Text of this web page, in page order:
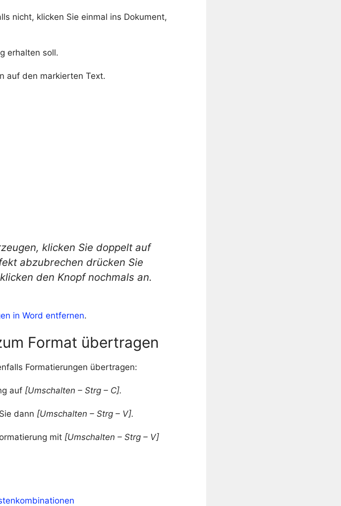
nicht, klicken Sie einmal ins Dokument,
erhalten soll.
auf den markierten Text.
klicken Sie doppelt auf
abzubrechen drücken Sie
den Knopf nochmals an.
in Word entfernen.
Format übertragen
Formatierungen übertragen:
auf [Umschalten – Strg – C].
dann [Umschalten – Strg – V].
mit [Umschalten – Strg – V]